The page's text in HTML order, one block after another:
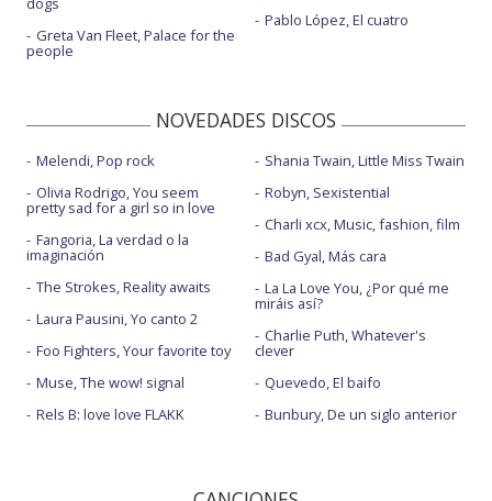
Greta Van Fleet, Palace for the
people
Pablo López, El cuatro
NOVEDADES DISCOS
Melendi, Pop rock
Olivia Rodrigo, You seem
pretty sad for a girl so in love
Fangoria, La verdad o la
imaginación
The Strokes, Reality awaits
Laura Pausini, Yo canto 2
Foo Fighters, Your favorite toy
Muse, The wow! signal
Rels B: love love FLAKK
Shania Twain, Little Miss Twain
Robyn, Sexistential
Charli xcx, Music, fashion, film
Bad Gyal, Más cara
La La Love You, ¿Por qué me
miráis así?
Charlie Puth, Whatever's
clever
Quevedo, El baifo
Bunbury, De un siglo anterior